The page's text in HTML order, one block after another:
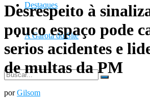
Destaques
A Garota do Site
Desrespeito à
pouco espaço pode
serios acidentes e
de multas da PM
por Gilsom